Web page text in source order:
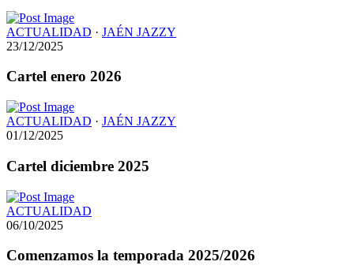
ACTUALIDAD · JAÉN JAZZY
23/12/2025
Cartel enero 2026
ACTUALIDAD · JAÉN JAZZY
01/12/2025
Cartel diciembre 2025
ACTUALIDAD
06/10/2025
Comenzamos la temporada 2025/2026